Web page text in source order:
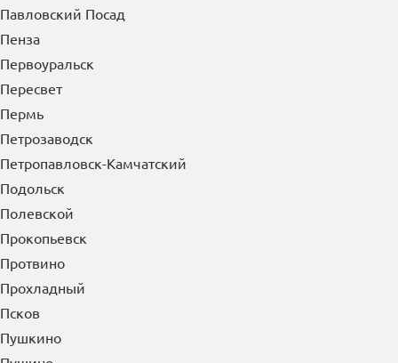
Павловский Посад
Пенза
Первоуральск
Пересвет
Пермь
Петрозаводск
Петропавловск-Камчатский
Подольск
Полевской
Прокопьевск
Протвино
Прохладный
Псков
Пушкино